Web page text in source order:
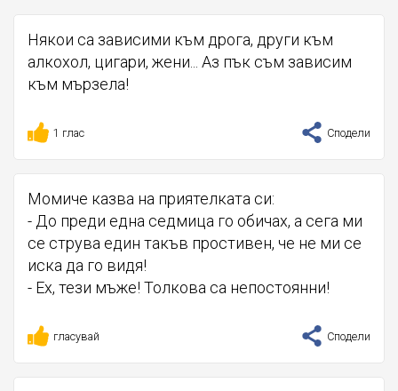
Някои са зависими към дрога, други към
алкохол, цигари, жени... Аз пък съм зависим
към мързела!
1 глас Сподели
Момиче казва на приятелката си:
- До преди една седмица го обичах, а сега ми
се струва един такъв простивен, че не ми се
иска да го видя!
- Ех, тези мъже! Толкова са непостоянни!
гласувай Сподели